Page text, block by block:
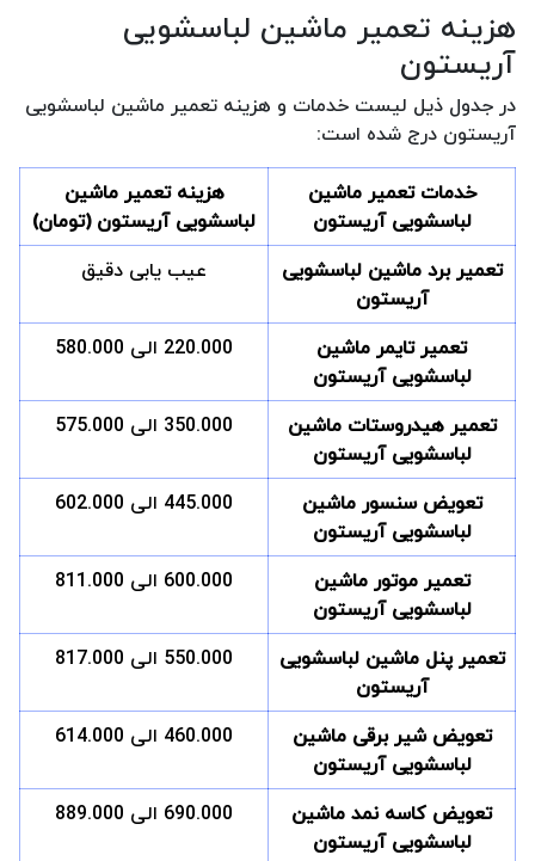
هزینه تعمیر ماشین لباسشویی
آریستون
در جدول ذیل لیست خدمات و هزینه تعمیر ماشین لباسشویی
آریستون درج شده است:
خدمات تعمیر ماشین
لباسشویی آریستون
هزینه تعمیر ماشین
لباسشویی آریستون (تومان)
تعمیر برد ماشین لباسشویی
آریستون
عیب یابی دقیق
تعمیر تایمر ماشین
لباسشویی آریستون
220.000 الی 580.000
تعمیر هیدروستات ماشین
لباسشویی آریستون
350.000 الی 575.000
تعویض سنسور ماشین
لباسشویی آریستون
445.000 الی 602.000
تعمیر موتور ماشین
لباسشویی آریستون
600.000 الی 811.000
تعمیر پنل ماشین لباسشویی
آریستون
550.000 الی 817.000
تعویض شیر برقی ماشین
لباسشویی آریستون
460.000 الی 614.000
تعویض کاسه نمد ماشین
لباسشویی آریستون
690.000 الی 889.000